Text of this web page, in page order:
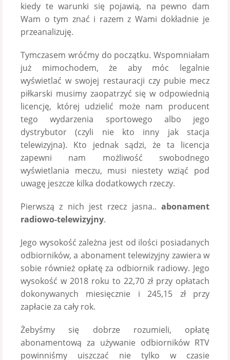
kiedy te warunki się pojawią, na pewno dam
Wam o tym znać i razem z Wami dokładnie je
przeanalizuję.
Tymczasem wróćmy do początku. Wspomniałam
już mimochodem, że aby móc legalnie
wyświetlać w swojej restauracji czy pubie mecz
piłkarski musimy zaopatrzyć się w odpowiednią
licencję, której udzielić może nam producent
tego wydarzenia sportowego albo jego
dystrybutor (czyli nie kto inny jak stacja
telewizyjna). Kto jednak sądzi, że ta licencja
zapewni nam możliwość swobodnego
wyświetlania meczu, musi niestety wziąć pod
uwagę jeszcze kilka dodatkowych rzeczy.
Pierwszą z nich jest rzecz jasna.. abonament
radiowo-telewizyjny.
Jego wysokość zależna jest od ilości posiadanych
odbiorników, a abonament telewizyjny zawiera w
sobie również opłatę za odbiornik radiowy. Jego
wysokość w 2018 roku to 22,70 zł przy opłatach
dokonywanych miesięcznie i 245,15 zł przy
zapłacie za cały rok.
Żebyśmy się dobrze rozumieli, opłatę
abonamentową za używanie odbiorników RTV
powinniśmy uiszczać nie tylko w czasie